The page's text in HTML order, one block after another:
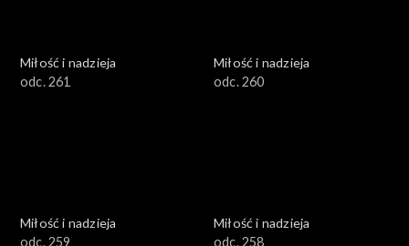
Miłość i nadzieja
odc. 261
Miłość i nadzieja
odc. 260
Miłość i nadzieja
odc. 259
Miłość i nadzieja
odc. 258